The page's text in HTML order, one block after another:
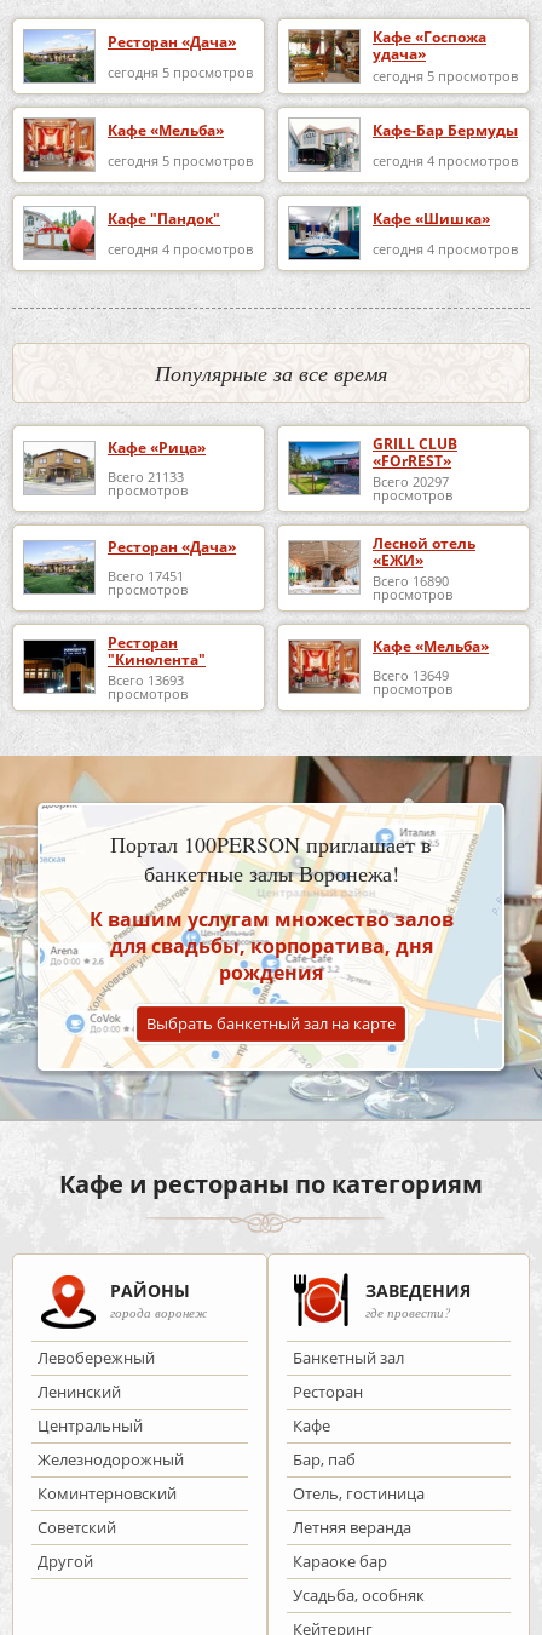
Ресторан «Дача»
сегодня 5 просмотров
Кафе «Госпожа
удача»
сегодня 5 просмотров
Кафе «Мельба»
сегодня 5 просмотров
Кафе-Бар Бермуды
сегодня 4 просмотров
Кафе "Пандок"
сегодня 4 просмотров
Кафе «Шишка»
сегодня 4 просмотров
Популярные за все время
Кафе «Рица»
Всего 21133
просмотров
GRILL CLUB
«FOrREST»
Всего 20297
просмотров
Ресторан «Дача»
Всего 17451
просмотров
Лесной отель
«ЕЖИ»
Всего 16890
просмотров
Ресторан
"Кинолента"
Всего 13693
просмотров
Кафе «Мельба»
Всего 13649
просмотров
Портал 100PERSON приглашает в
банкетные залы Воронежа!
К вашим услугам множество залов
для свадьбы, корпоратива, дня
рождения
Выбрать банкетный зал на карте
Кафе и рестораны по категориям
РАЙОНЫ
города воронеж
Левобережный
Ленинский
Центральный
Железнодорожный
Коминтерновский
Советский
Другой
ЗАВЕДЕНИЯ
где провести?
Банкетный зал
Ресторан
Кафе
Бар, паб
Отель, гостиница
Летняя веранда
Караоке бар
Усадьба, особняк
Кейтеринг